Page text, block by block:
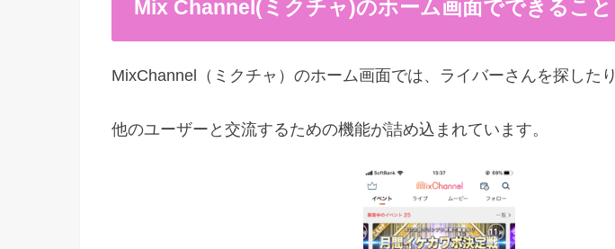
Mix Channel(ミクチャ)のホーム画面でできること
MixChannel（ミクチャ）のホーム画面では、ライバーさんを探したり
他のユーザーと交流するための機能が詰め込まれています。